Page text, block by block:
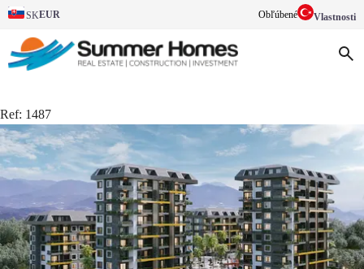
SKEUR Obľúbené Vlastnosti
Ref: 1487